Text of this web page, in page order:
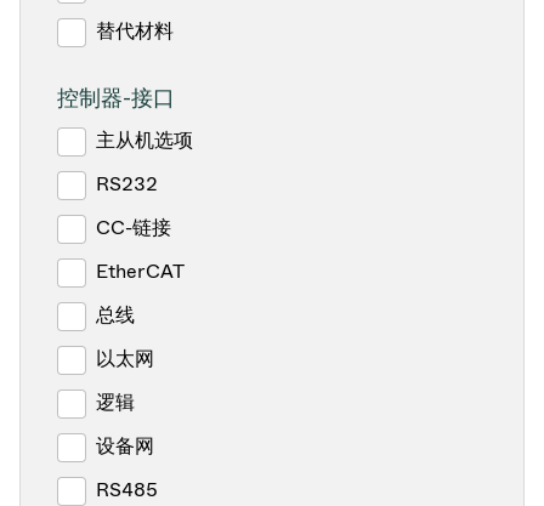
替代材料
控制器-接口
主从机选项
RS232
CC-链接
EtherCAT
总线
以太网
逻辑
设备网
RS485